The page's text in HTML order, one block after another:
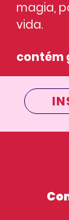
magia,
vida.
contém